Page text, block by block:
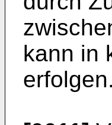
kann in
erfolgen.